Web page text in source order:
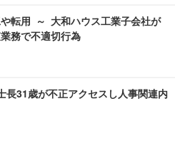
転用 ～ 大和ハウス工業子会社が
務で不適切行為
長31歳が不正アクセスし人事関連内